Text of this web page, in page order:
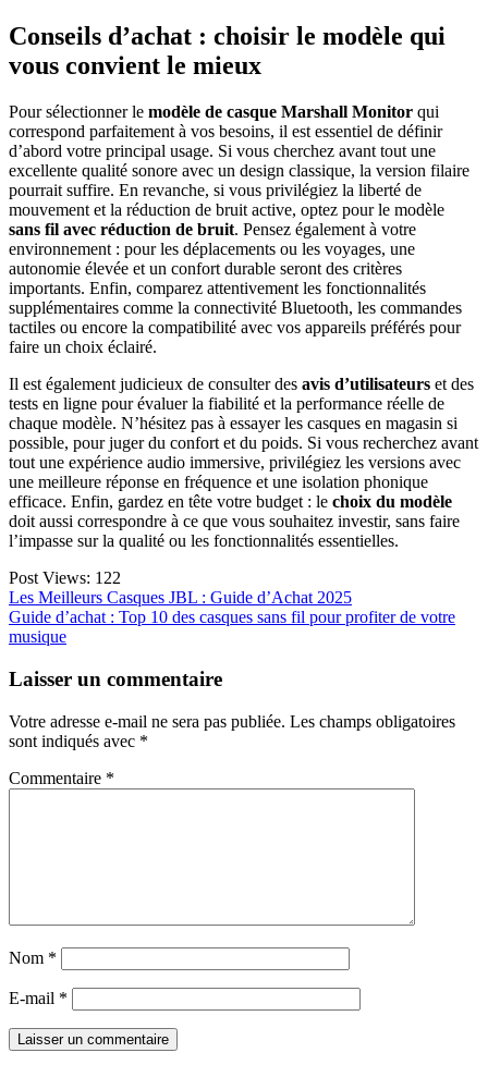
Conseils d’achat : choisir le modèle qui
vous convient le mieux
Pour sélectionner le modèle de casque Marshall Monitor qui
correspond parfaitement à vos besoins, il est essentiel de définir
d’abord votre principal usage. Si vous cherchez avant tout une
excellente qualité sonore avec un design classique, la version filaire
pourrait suffire. En revanche, si vous privilégiez la liberté de
mouvement et la réduction de bruit active, optez pour le modèle
sans fil avec réduction de bruit. Pensez également à votre
environnement : pour les déplacements ou les voyages, une
autonomie élevée et un confort durable seront des critères
importants. Enfin, comparez attentivement les fonctionnalités
supplémentaires comme la connectivité Bluetooth, les commandes
tactiles ou encore la compatibilité avec vos appareils préférés pour
faire un choix éclairé.
Il est également judicieux de consulter des avis d’utilisateurs et des
tests en ligne pour évaluer la fiabilité et la performance réelle de
chaque modèle. N’hésitez pas à essayer les casques en magasin si
possible, pour juger du confort et du poids. Si vous recherchez avant
tout une expérience audio immersive, privilégiez les versions avec
une meilleure réponse en fréquence et une isolation phonique
efficace. Enfin, gardez en tête votre budget : le choix du modèle
doit aussi correspondre à ce que vous souhaitez investir, sans faire
l’impasse sur la qualité ou les fonctionnalités essentielles.
Post Views: 122
Navigation
de
Les Meilleurs Casques JBL : Guide d’Achat 2025
Guide d’achat : Top 10 des casques sans fil pour profiter de votre
musique
Laisser un commentaire
Votre adresse e-mail ne sera pas publiée. Les champs obligatoires
sont indiqués avec *
Commentaire *
Nom *
E-mail *